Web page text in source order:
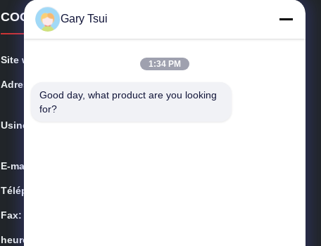
COORDONNÉES
Site web: opendisplayfridge.com
Adresse:
efei, Anhui, Chine
Usine:
E-mail:
Téléphone:
Fax:
heures:
Gary Tsui
1:34 PM
Good day, what product are you looking
for?